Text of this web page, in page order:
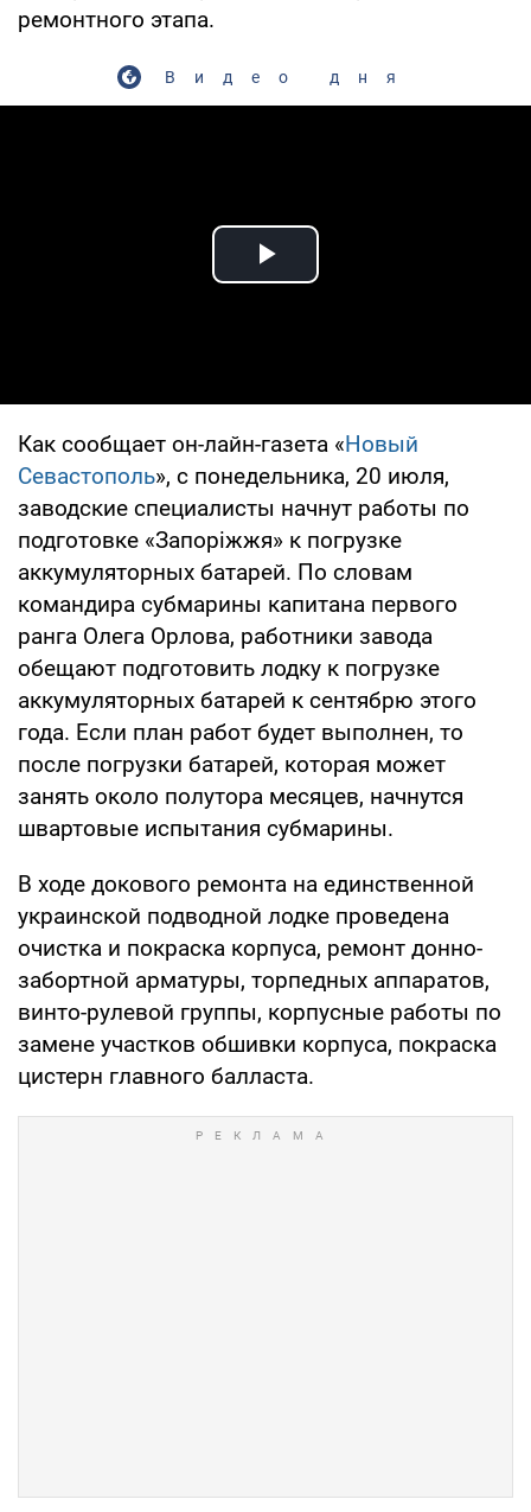
ремонтного этапа.
Видео дня
Play Video
Как сообщает он-лайн-газета «Новый
Севастополь», с понедельника, 20 июля,
заводские специалисты начнут работы по
подготовке «Запоріжжя» к погрузке
аккумуляторных батарей. По словам
командира субмарины капитана первого
ранга Олега Орлова, работники завода
обещают подготовить лодку к погрузке
аккумуляторных батарей к сентябрю этого
года. Если план работ будет выполнен, то
после погрузки батарей, которая может
занять около полутора месяцев, начнутся
швартовые испытания субмарины.
В ходе докового ремонта на единственной
украинской подводной лодке проведена
очистка и покраска корпуса, ремонт донно-
забортной арматуры, торпедных аппаратов,
винто-рулевой группы, корпусные работы по
замене участков обшивки корпуса, покраска
цистерн главного балласта.